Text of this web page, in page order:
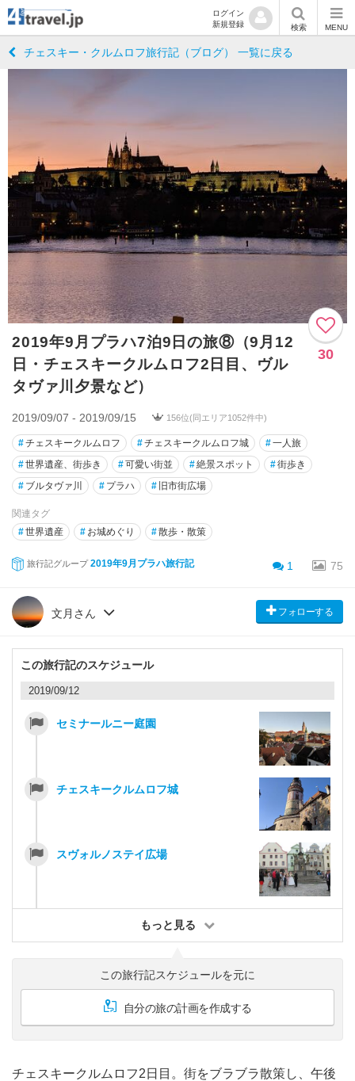
ログイン
新規登録
検索 MENU
チェスキー・クルムロフ旅行記（ブログ） 一覧に戻る
2019年9月プラハ7泊9日の旅⑧（9月12
日・チェスキークルムロフ2日目、ヴル
タヴァ川夕景など）
30
2019/09/07 - 2019/09/15 156位(同エリア1052件中)
#チェスキークルムロフ #チェスキークルムロフ城 #一人旅
#世界遺産、街歩き #可愛い街並 #絶景スポット #街歩き
# ブルタヴァ川 # プラハ # 旧市街広場
関連タグ
#世界遺産 # お城めぐり #散歩・散策
旅行記グループ 2019年9月プラハ旅行記 1 75
文月さん フォローする
この旅行記のスケジュール
2019/09/12
セミナールニー庭園
チェスキークルムロフ城
スヴォルノステイ広場
もっと見る
この旅行記スケジュールを元に
自分の旅の計画を作成する
チェスキークルムロフ2日目。街をブラブラ散策し、午後